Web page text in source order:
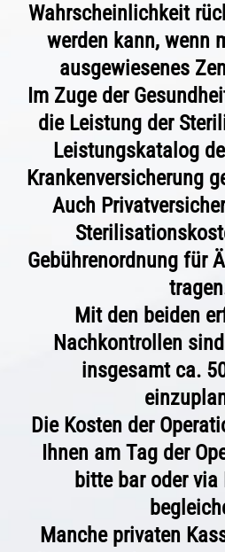
Wahrscheinlichkeit
werden kann, wenn
ausgewiesenes
Im Zuge der
die Leistung der
Leistungskatalog
Krankenversicherung
Auch
Gebührenordnung für
Mit den beiden
Nachkontrollen
insgesamt ca.
Die Kosten der
Ihnen am Tag der
bitte bar oder via
Manche privaten